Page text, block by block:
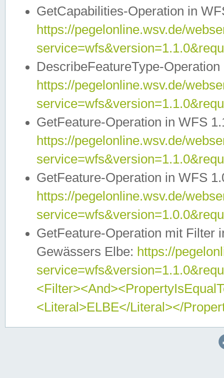
GetCapabilities-Operation in
https://pegelonline.wsv.de/
DescribeFeatureType-
https://pegelonline.wsv.de/
GetFeature-Operation in WFS
https://pegelonline.wsv.de/
GetFeature-Operation in WFS
https://pegelonline.wsv.de/
GetFeature-Operation mit Filter
Gewässers Elbe: https://
<Literal>ELBE</Literal></